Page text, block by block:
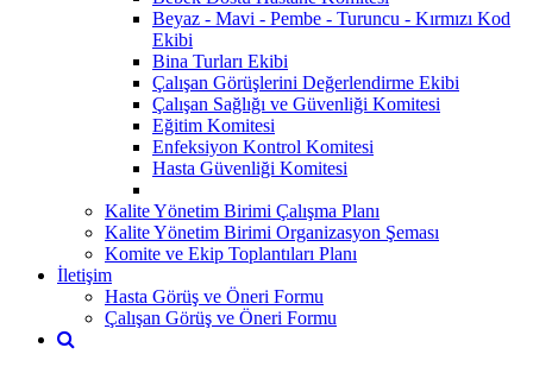
Beyaz - Mavi - Pembe - Turuncu - Kırmızı Kod
Ekibi
Bina Turları Ekibi
Çalışan Görüşlerini Değerlendirme Ekibi
Çalışan Sağlığı ve Güvenliği Komitesi
Eğitim Komitesi
Enfeksiyon Kontrol Komitesi
Hasta Güvenliği Komitesi
Kalite Yönetim Birimi Çalışma Planı
Kalite Yönetim Birimi Organizasyon Şeması
Komite ve Ekip Toplantıları Planı
İletişim
Hasta Görüş ve Öneri Formu
Çalışan Görüş ve Öneri Formu